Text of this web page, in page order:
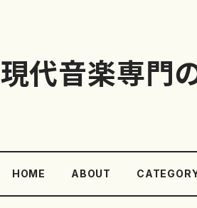
現代音楽専門
HOME ABOUT